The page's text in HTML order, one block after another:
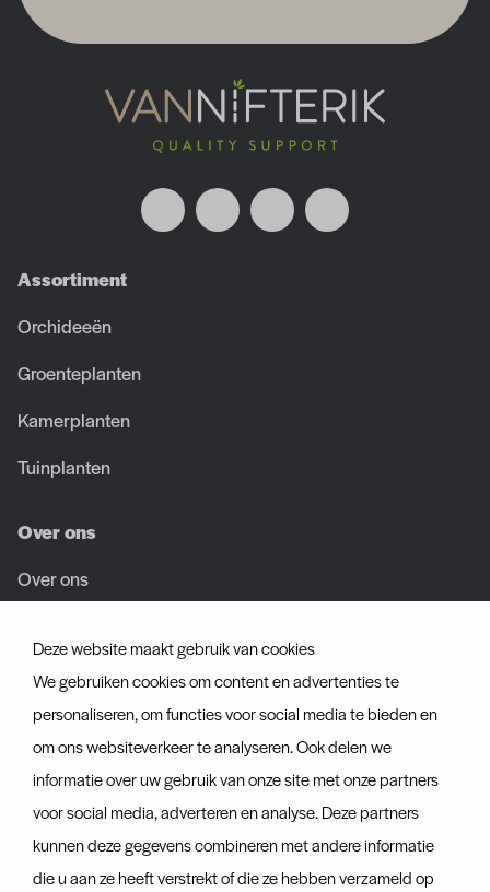
Deze website maakt gebruik van cookies
We gebruiken cookies om content en advertenties te
personaliseren, om functies voor social media te bieden en
om ons websiteverkeer te analyseren. Ook delen we
informatie over uw gebruik van onze site met onze partners
voor social media, adverteren en analyse. Deze partners
kunnen deze gegevens combineren met andere informatie
die u aan ze heeft verstrekt of die ze hebben verzameld op
Assortiment
Orchideeën
Groenteplanten
Kamerplanten
Tuinplanten
Over ons
Over ons
Vacatures
Certificaten
Ontdek ook
Contact